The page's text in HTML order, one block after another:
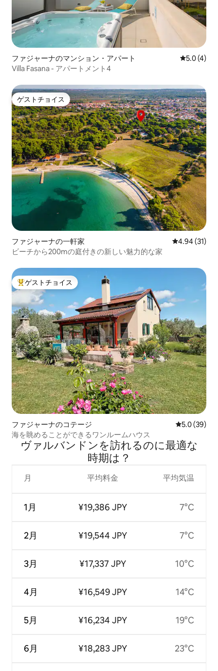
ファジャーナのマンション・アパート レビュー4
5.0 (4)
Villa Fasana - アパートメント4
ゲストチョイス
ゲストチョイス
ファジャーナの一軒家 レビュー31
4.94 (31)
ビーチから200mの庭付きの新しい魅力的な家
大好評のゲストチョイスです。
ゲストチョイス
ファジャーナのコテージ レビュー39
5.0 (39)
海を眺めることができるワンルームハウス
ヴァルバンドンを訪⁠れ⁠るの⁠に最⁠適⁠な
時⁠期⁠は⁠？
月
1月
2月
3月
4月
5月
6月
平均料金
¥19,386 JPY
¥19,544 JPY
¥17,337 JPY
¥16,549 JPY
¥16,234 JPY
¥18,283 JPY
平均気温
7°C
7°C
10°C
14°C
19°C
23°C